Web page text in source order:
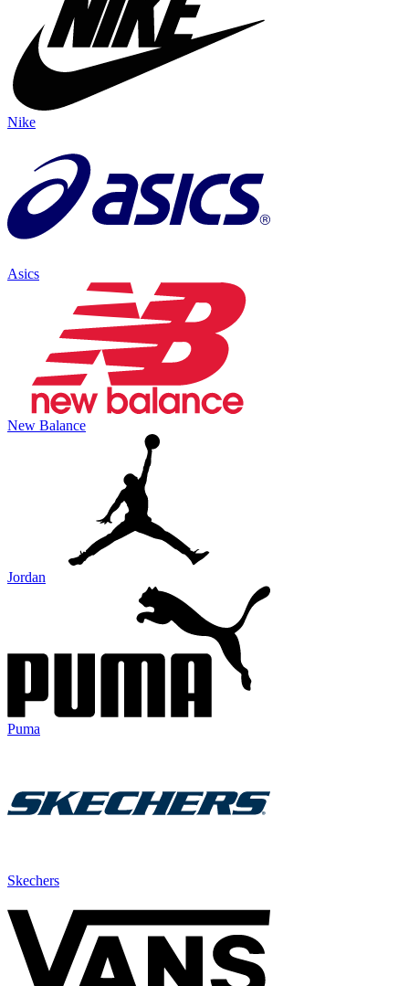
Nike
Asics
New Balance
Jordan
Puma
Skechers